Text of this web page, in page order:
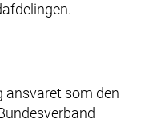
&
.
ansvaret som den